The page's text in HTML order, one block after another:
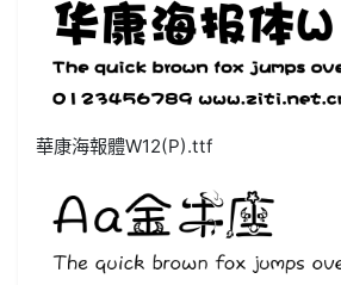
華康海報體W12(P).ttf